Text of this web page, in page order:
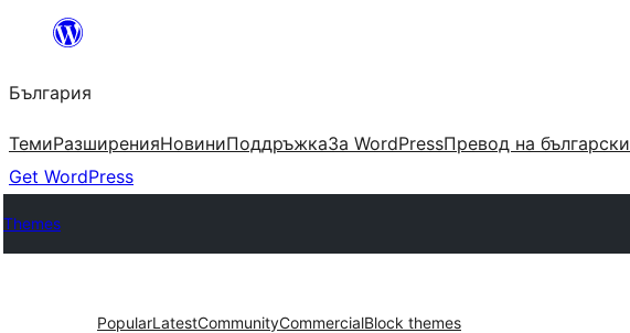
България
ТемиРазширенияНовиниПоддръжкаЗа WordPressПревод на български
Get WordPress
Themes
PopularLatestCommunityCommercialBlock themes